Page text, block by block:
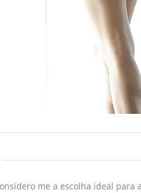
me a escolha ideal